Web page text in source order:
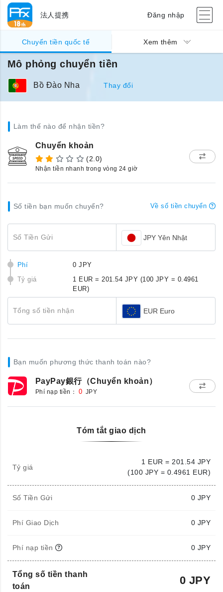
法人提携 Đăng nhập
Chuyển tiền quốc tế Xem thêm
Mô phỏng chuyển tiền
Bồ Đào Nha Thay đổi
Làm thế nào để nhận tiền?
Chuyển khoản
(2.0)
Nhận tiền nhanh trong vòng 24 giờ
Số tiền bạn muốn chuyển? Về số tiền chuyển
Số Tiền Gửi JPY Yên Nhật
Phí
0 JPY
Tỷ giá
1 EUR = 201.54 JPY (100 JPY = 0.4961
EUR)
Tổng số tiền nhận EUR Euro
Bạn muốn phương thức thanh toán nào?
PayPay銀行（Chuyển khoản）
Phí nạp tiền： 0 JPY
Tóm tắt giao dịch
Tỷ giá
1 EUR = 201.54 JPY
(100 JPY = 0.4961 EUR)
Số Tiền Gửi 0 JPY
Phí Giao Dịch 0 JPY
Phí nạp tiền 0 JPY
Tổng số tiền thanh
toán
0 JPY